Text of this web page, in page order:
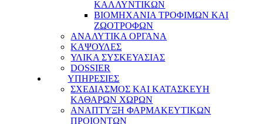
ΚΑΛΛΥΝΤΙΚΩΝ
ΒΙΟΜΗΧΑΝΙΑ ΤΡΟΦΙΜΩΝ ΚΑΙ
ΖΩΟΤΡΟΦΩΝ
ΑΝΑΛΥΤΙΚΑ ΟΡΓΑΝΑ
ΚΑΨΟΥΛΕΣ
ΥΛΙΚΑ ΣΥΣΚΕΥΑΣΙΑΣ
DOSSIER
ΥΠΗΡΕΣΙΕΣ
ΣΧΕΔΙΑΣΜΟΣ ΚΑΙ ΚΑΤΑΣΚΕΥΗ
ΚΑΘΑΡΩΝ ΧΩΡΩΝ
ΑΝΑΠΤΥΞΗ ΦΑΡΜΑΚΕΥΤΙΚΩΝ
ΠΡΟΙΟΝΤΩΝ